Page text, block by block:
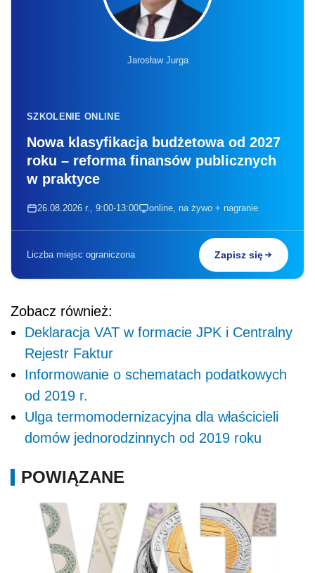
Jarosław Jurga
SZKOLENIE ONLINE
Nowa klasyfikacja budżetowa od 2027
roku – reforma finansów publicznych
w praktyce
26.08.2026 r., 9:00-13:00 online, na żywo + nagranie
Liczba miejsc ograniczona Zapisz się
Zobacz również:
Deklaracja VAT w formacie JPK i Centralny
Rejestr Faktur
Informowanie o schematach podatkowych
od 2019 r.
Ulga termomodernizacyjna dla właścicieli
domów jednorodzinnych od 2019 roku
POWIĄZANE